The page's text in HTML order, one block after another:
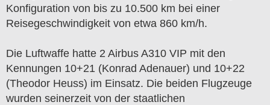
Konfiguration von bis zu 10.500 km bei einer
Reisegeschwindigkeit von etwa 860 km/h.
Die Luftwaffe hatte 2 Airbus A310 VIP mit den
Kennungen 10+21 (Konrad Adenauer) und 10+22
(Theodor Heuss) im Einsatz. Die beiden Flugzeuge
wurden seinerzeit von der staatlichen